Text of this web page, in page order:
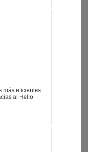
más eficientes
al Helio